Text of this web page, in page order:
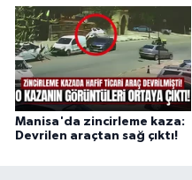
Manisa'da zincirleme kaza:
Devrilen araçtan sağ çıktı!